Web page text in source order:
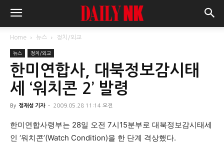
Home 뉴스 정치/외교
뉴스 정치/외교
한미연합사, 대북정보감시태
세 ‘워치콘 2’ 발령
By 정재성 기자 - 2009.05.28 11:14 오전
한미연합사령부는 28일 오전 7시15분부로 대북정보감시태세
인 ‘워치콘’(Watch Condition)을 한 단계 격상했다.